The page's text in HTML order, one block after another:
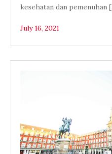
kesehatan dan pemenuhan
July 16, 2021